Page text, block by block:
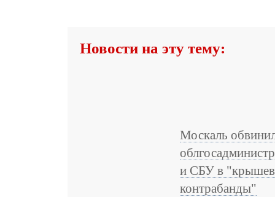
Новости на эту тему:
Москаль
и СБУ в
контрабанды"